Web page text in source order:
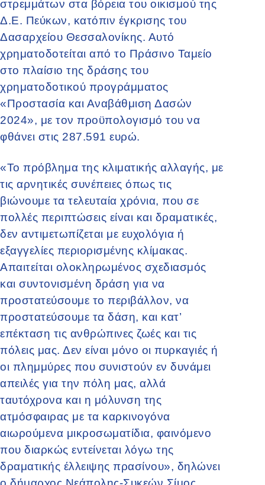
στρεμμάτων στα βόρεια του οικισμού της
Δ.Ε. Πεύκων, κατόπιν έγκρισης του
Δασαρχείου Θεσσαλονίκης. Αυτό
χρηματοδοτείται από το Πράσινο Ταμείο
στο πλαίσιο της δράσης του
χρηματοδοτικού προγράμματος
«Προστασία και Αναβάθμιση Δασών
2024», με τον προϋπολογισμό του να
φθάνει στις 287.591 ευρώ.
«Το πρόβλημα της κλιματικής αλλαγής, με
τις αρνητικές συνέπειες όπως τις
βιώνουμε τα τελευταία χρόνια, που σε
πολλές περιπτώσεις είναι και δραματικές,
δεν αντιμετωπίζεται με ευχολόγια ή
εξαγγελίες περιορισμένης κλίμακας.
Απαιτείται ολοκληρωμένος σχεδιασμός
και συντονισμένη δράση για να
προστατεύσουμε το περιβάλλον, να
προστατεύσουμε τα δάση, και κατ’
επέκταση τις ανθρώπινες ζωές και τις
πόλεις μας. Δεν είναι μόνο οι πυρκαγιές ή
οι πλημμύρες που συνιστούν εν δυνάμει
απειλές για την πόλη μας, αλλά
ταυτόχρονα και η μόλυνση της
ατμόσφαιρας με τα καρκινογόνα
αιωρούμενα μικροσωματίδια, φαινόμενο
που διαρκώς εντείνεται λόγω της
δραματικής έλλειψης πρασίνου», δηλώνει